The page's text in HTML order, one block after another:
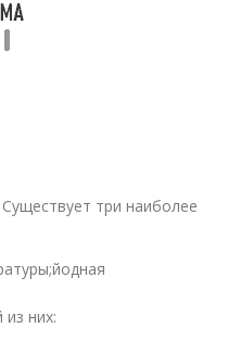
три наиболее
них: